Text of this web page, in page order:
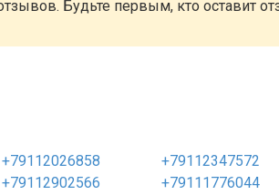
Будьте первым, кто оставит
+79112026858 +79112347572
+79112902566 +79111776044